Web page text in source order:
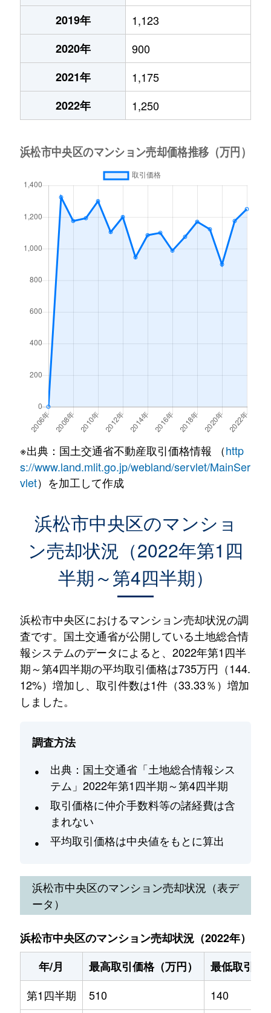
2019年
1,123
2020年
900
2021年
1,175
2022年
1,250
※出典：国土交通省不動産取引価格情報 （http
s://www.land.mlit.go.jp/webland/servlet/MainSer
vlet）を加工して作成
浜松市中央区のマンショ
ン売却状況（2022年第1四
半期～第4四半期）
浜松市中央区におけるマンション売却状況の調
査です。国土交通省が公開している土地総合情
報システムのデータによると、2022年第1四半
期～第4四半期の平均取引価格は735万円（144.
12%）増加し、取引件数は1件（33.33％）増加
しました。
調査方法
出典：国土交通省「土地総合情報シス
テム」2022年第1四半期～第4四半期
取引価格に仲介手数料等の諸経費は含
まれない
平均取引価格は中央値をもとに算出
浜松市中央区のマンション売却状況（表デ
ータ）
浜松市中央区のマンション売却状況（2022年）
年/月
最高取引価格（万円）
最低取引価
第1四半期
510 140